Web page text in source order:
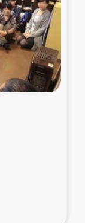
援事業
急支援
生計支援
改善事業